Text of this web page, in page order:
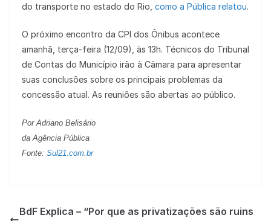
do transporte no estado do Rio, como a Pública relatou.
O próximo encontro da CPI dos Ônibus acontece
amanhã, terça-feira (12/09), às 13h. Técnicos do Tribunal
de Contas do Município irão à Câmara para apresentar
suas conclusões sobre os principais problemas da
concessão atual. As reuniões são abertas ao público.
Por Adriano Belisário
da Agência Pública
Fonte: Sul21.com.br
BdF Explica – “Por que as privatizações são ruins